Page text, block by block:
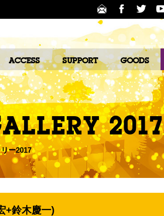
ACCESS SUPPORT GOODS
2017
ー2017
+鈴木慶一)